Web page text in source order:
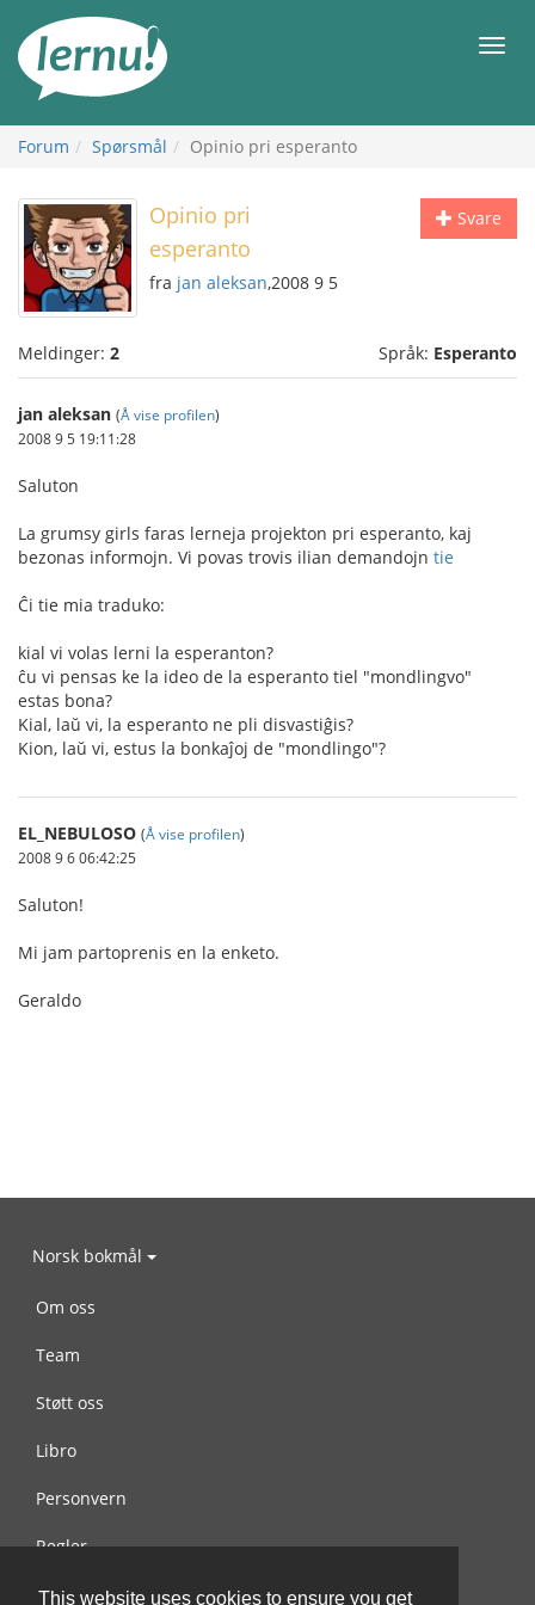
This website uses cookies to ensure you get
innholdet
Meny
Forum Spørsmål Opinio pri esperanto
Svare
Opinio pri
esperanto
fra jan aleksan,2008 9 5
Meldinger: 2 Språk: Esperanto
jan aleksan (Å vise profilen)
2008 9 5 19:11:28
Saluton
La grumsy girls faras lerneja projekton pri esperanto, kaj
bezonas informojn. Vi povas trovis ilian demandojn tie
Ĉi tie mia traduko:
kial vi volas lerni la esperanton?
ĉu vi pensas ke la ideo de la esperanto tiel "mondlingvo"
estas bona?
Kial, laŭ vi, la esperanto ne pli disvastiĝis?
Kion, laŭ vi, estus la bonkaĵoj de "mondlingo"?
EL_NEBULOSO (Å vise profilen)
2008 9 6 06:42:25
Saluton!
Mi jam partoprenis en la enketo.
Geraldo
Norsk bokmål
Om oss
Team
Støtt oss
Libro
Personvern
Regler
Kontakt oss